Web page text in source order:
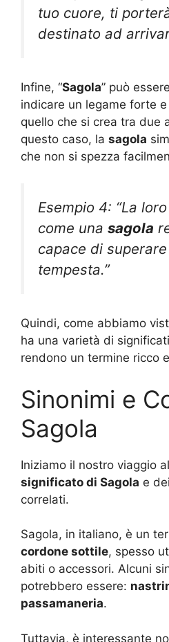
tuo cuore, ti
destinato ad
Infine, “Sagola” può
indicare un legame forte
quello che si crea tra due
questo caso, la sagola
che non si spezza
Esempio 4: “La
come una sagola
capace di
tempesta.”
Quindi, come abbiamo
ha una varietà di
rendono un termine ricco
Sinonimi e
Sagola
Iniziamo il nostro viaggio
significato di Sagola e
correlati.
Sagola, in italiano, è un
cordone sottile, spesso
abiti o accessori. Alcuni
potrebbero essere:
passamaneria.
Tuttavia, è interessante